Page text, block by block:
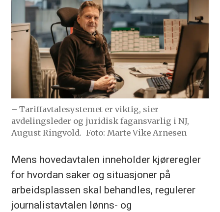
– Tariffavtalesystemet er viktig, sier
avdelingsleder og juridisk fagansvarlig i NJ,
August Ringvold. Foto: Marte Vike Arnesen
Mens hovedavtalen inneholder kjøreregler
for hvordan saker og situasjoner på
arbeidsplassen skal behandles, regulerer
journalistavtalen lønns- og